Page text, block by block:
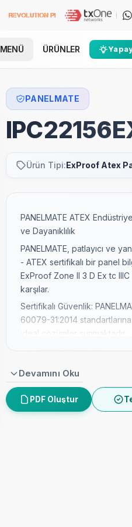
MENÜ ÜRÜNLER
PANELMATE
Ürün Tipi:ExProof Atex
PANELMATE ATEX
ve Dayanıklılık
PANELMATE, patlayıcı ve
- ATEX sertifikalı bir panel
ExProof Zone II 3 D Ex tc IIIC
karşılar.
Sertifikalı Güvenlik:
60079-31:2014
ideal çözümler sunmaktadır.
Güçlü Performans: Intel®
bile kesintisiz çalışmayı
Çok Yönlü Kullanım: 12.1"
seçenekleriyle farklı
Devamını Oku
PDF Oluştur